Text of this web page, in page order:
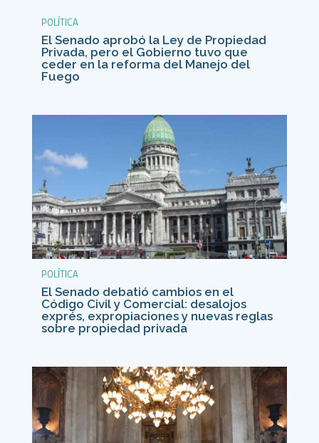
POLÍTICA
El Senado aprobó la Ley de Propiedad
Privada, pero el Gobierno tuvo que
ceder en la reforma del Manejo del
Fuego
POLÍTICA
El Senado debatió cambios en el
Código Civil y Comercial: desalojos
exprés, expropiaciones y nuevas reglas
sobre propiedad privada